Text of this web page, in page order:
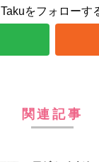
Takuをフォローす
関連記事